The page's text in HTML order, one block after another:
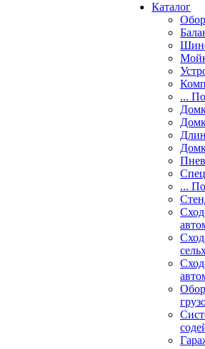
Каталог
...
...